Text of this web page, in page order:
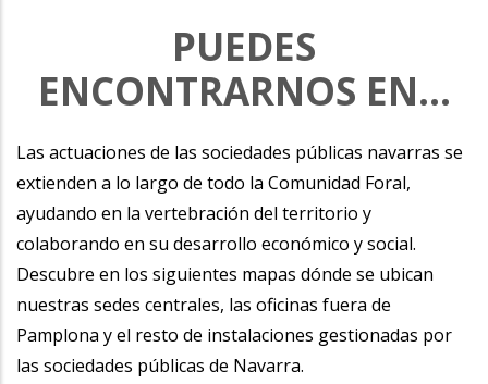
PUEDES
ENCONTRARNOS EN...
Las actuaciones de las sociedades públicas navarras se
extienden a lo largo de todo la Comunidad Foral,
ayudando en la vertebración del territorio y
colaborando en su desarrollo económico y social.
Descubre en los siguientes mapas dónde se ubican
nuestras sedes centrales, las oficinas fuera de
Pamplona y el resto de instalaciones gestionadas por
las sociedades públicas de Navarra.